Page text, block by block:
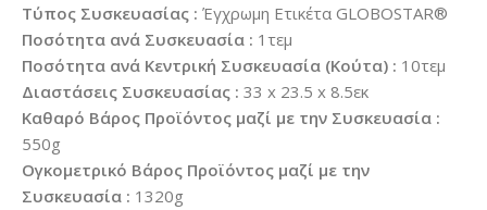
Τύπος Συσκευασίας : Έγχρωμη Ετικέτα GLOBOSTAR®
Ποσότητα ανά Συσκευασία : 1τεμ
Ποσότητα ανά Κεντρική Συσκευασία (Κούτα) : 10τεμ
Διαστάσεις Συσκευασίας : 33 x 23.5 x 8.5εκ
Καθαρό Βάρος Προϊόντος μαζί με την Συσκευασία :
550g
Ογκομετρικό Βάρος Προϊόντος μαζί με την
Συσκευασία : 1320g